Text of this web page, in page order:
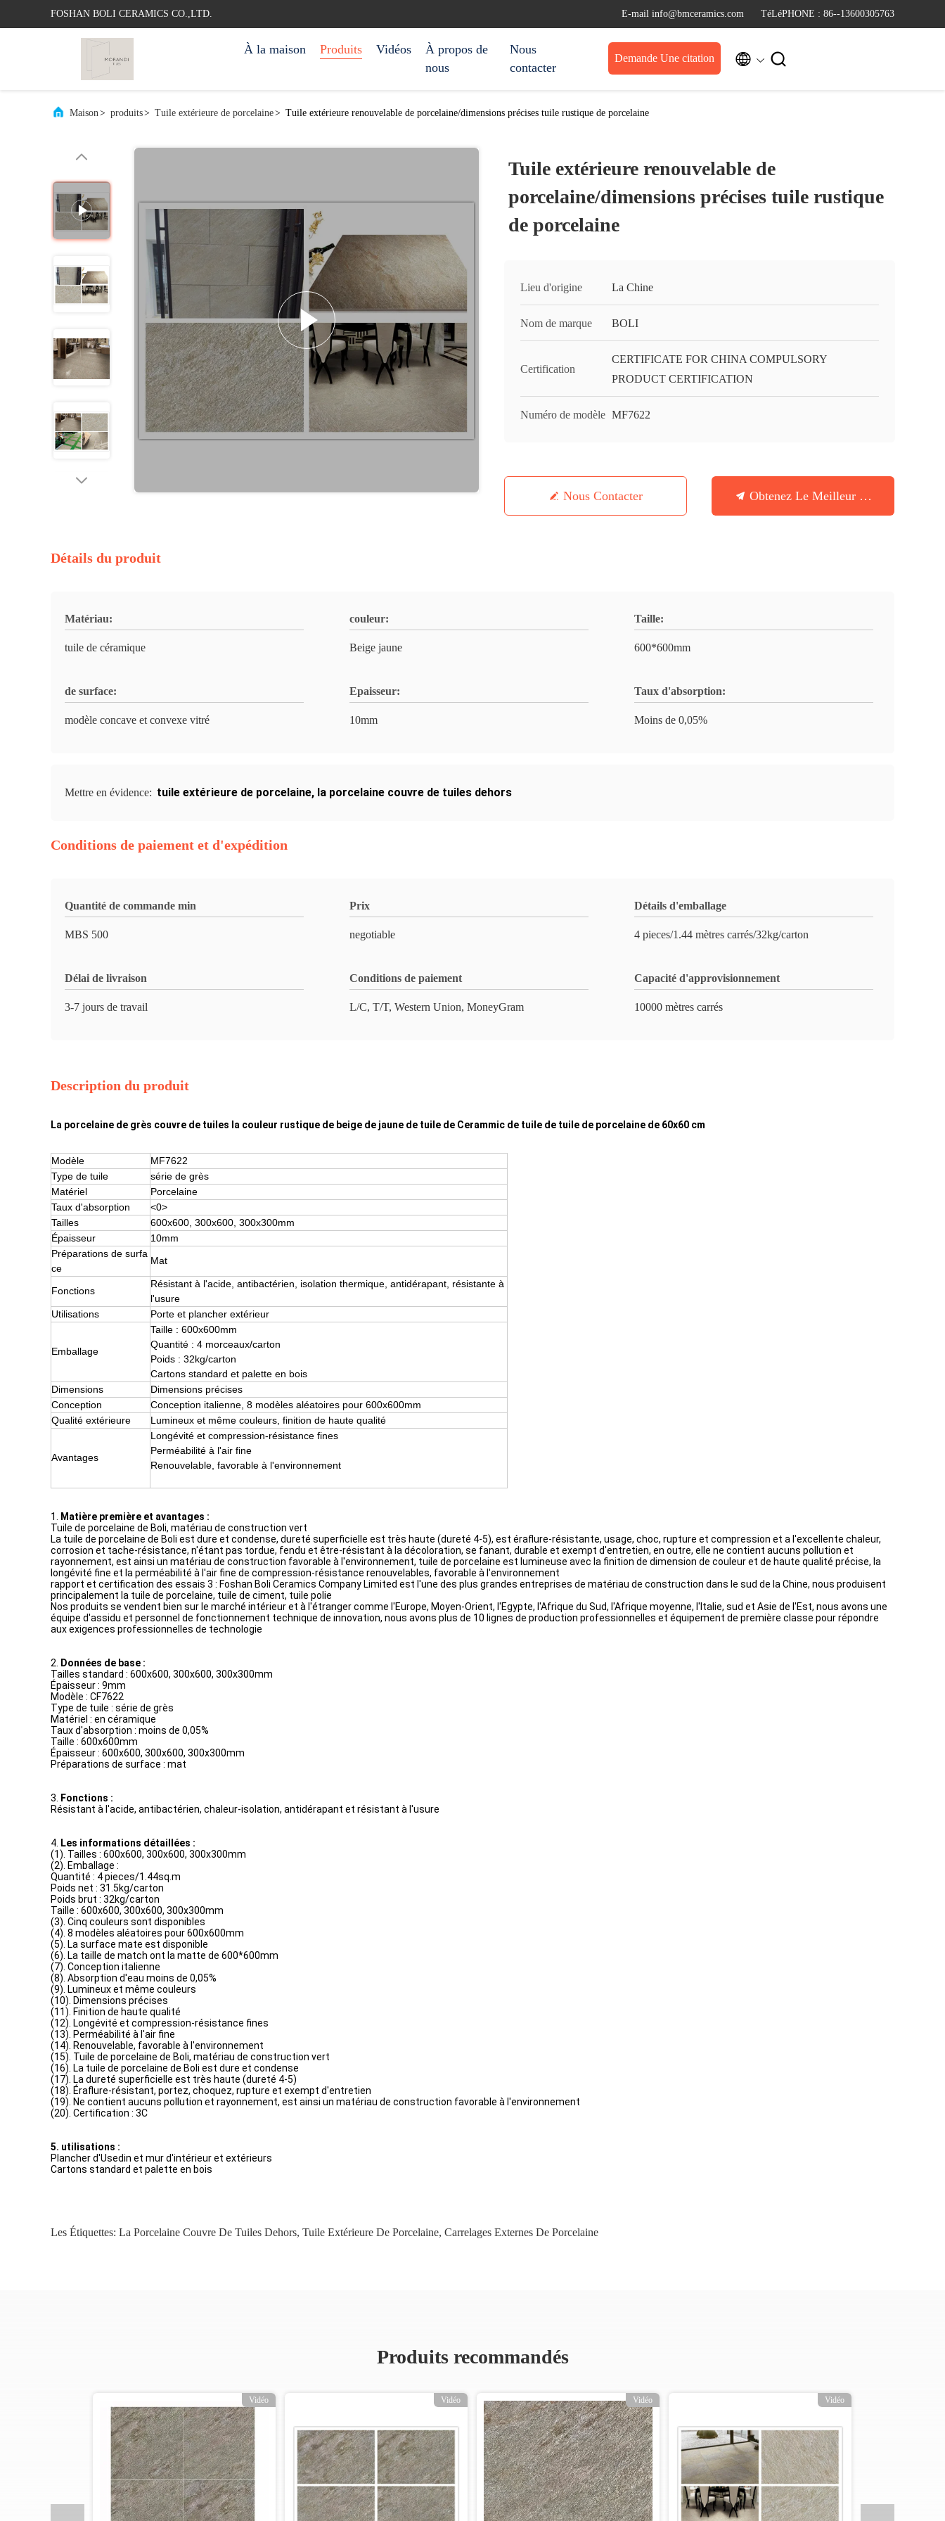
FOSHAN BOLI CERAMICS CO.,LTD. E-mail info@bmceramics.com TéLéPHONE : 86--13600305763
À la maison Produits Vidéos
À propos de
nous
Nous
contacter
Demande Une citation  
Maison> produits> Tuile extérieure de porcelaine> Tuile extérieure renouvelable de porcelaine/dimensions précises tuile rustique de porcelaine
Tuile extérieure renouvelable de
porcelaine/dimensions précises tuile rustique
de porcelaine
Lieu d'origine La Chine
Nom de marque BOLI
Certification
CERTIFICATE FOR CHINA COMPULSORY
PRODUCT CERTIFICATION
Numéro de modèle MF7622
Nous Contacter Obtenez Le Meilleur Prix
Détails du produit
Matériau:
tuile de céramique
couleur:
Beige jaune
Taille:
600*600mm
de surface:
modèle concave et convexe vitré
Epaisseur:
10mm
Taux d'absorption:
Moins de 0,05%
Mettre en évidence: tuile extérieure de porcelaine, la porcelaine couvre de tuiles dehors
Conditions de paiement et d'expédition
Quantité de commande min
MBS 500
Prix
negotiable
Détails d'emballage
4 pieces/1.44 mètres carrés/32kg/carton
Délai de livraison
3-7 jours de travail
Conditions de paiement
L/C, T/T, Western Union, MoneyGram
Capacité d'approvisionnement
10000 mètres carrés
Description du produit
La porcelaine de grès couvre de tuiles la couleur rustique de beige de jaune de tuile de Cerammic de tuile de tuile de porcelaine de 60x60 cm
Modèle
MF7622
Type de tuile
série de grès
Matériel
Porcelaine
Taux d'absorption
<0>
Tailles
600x600, 300x600, 300x300mm
Épaisseur
10mm
Préparations de surfa
ce
Mat
Fonctions
Résistant à l'acide, antibactérien, isolation thermique, antidérapant, résistante à
l'usure
Utilisations
Porte et plancher extérieur
Emballage
Taille : 600x600mm
Quantité : 4 morceaux/carton
Poids : 32kg/carton
Cartons standard et palette en bois
Dimensions
Dimensions précises
Conception
Conception italienne, 8 modèles aléatoires pour 600x600mm
Qualité extérieure
Lumineux et même couleurs, finition de haute qualité
Avantages
Longévité et compression-résistance fines
Perméabilité à l'air fine
Renouvelable, favorable à l'environnement
1.
Matière première et avantages :
Tuile de porcelaine de Boli, matériau de construction vert
La tuile de porcelaine de Boli est dure et condense, dureté superficielle est très haute (dureté 4-5), est éraflure-résistante, usage, choc, rupture et compression et a l'excellente chaleur,
corrosion et tache-résistance, n'étant pas tordue, fendu et être-résistant à la décoloration, se fanant, durable et exempt d'entretien, en outre, elle ne contient aucuns pollution et
rayonnement, est ainsi un matériau de construction favorable à l'environnement, tuile de porcelaine est lumineuse avec la finition de dimension de couleur et de haute qualité précise, la
longévité fine et la perméabilité à l'air fine de compression-résistance renouvelables, favorable à l'environnement
rapport et certification des essais 3 : Foshan Boli Ceramics Company Limited est l'une des plus grandes entreprises de matériau de construction dans le sud de la Chine, nous produisent
principalement la tuile de porcelaine, tuile de ciment, tuile polie
Nos produits se vendent bien sur le marché intérieur et à l'étranger comme l'Europe, Moyen-Orient, l'Egypte, l'Afrique du Sud, l'Afrique moyenne, l'Italie, sud et Asie de l'Est, nous avons une
équipe d'assidu et personnel de fonctionnement technique de innovation, nous avons plus de 10 lignes de production professionnelles et équipement de première classe pour répondre
aux exigences professionnelles de technologie
2.
Données de base :
Tailles standard : 600x600, 300x600, 300x300mm
Épaisseur : 9mm
Modèle : CF7622
Type de tuile : série de grès
Matériel : en céramique
Taux d'absorption : moins de 0,05%
Taille : 600x600mm
Épaisseur : 600x600, 300x600, 300x300mm
Préparations de surface : mat
3.
Fonctions :
Résistant à l'acide, antibactérien, chaleur-isolation, antidérapant et résistant à l'usure
4. Les informations détaillées :
(1). Tailles : 600x600, 300x600, 300x300mm
(2). Emballage :
Quantité : 4 pieces/1.44sq.m
Poids net : 31.5kg/carton
Poids brut : 32kg/carton
Taille : 600x600, 300x600, 300x300mm
(3). Cinq couleurs sont disponibles
(4). 8 modèles aléatoires pour 600x600mm
(5). La surface mate est disponible
(6). La taille de match ont la matte de 600*600mm
(7). Conception italienne
(8). Absorption d'eau moins de 0,05%
(9). Lumineux et même couleurs
(10). Dimensions précises
(11). Finition de haute qualité
(12). Longévité et compression-résistance fines
(13). Perméabilité à l'air fine
(14). Renouvelable, favorable à l'environnement
(15). Tuile de porcelaine de Boli, matériau de construction vert
(16). La tuile de porcelaine de Boli est dure et condense
(17). La dureté superficielle est très haute (dureté 4-5)
(18). Éraflure-résistant, portez, choquez, rupture et exempt d'entretien
(19). Ne contient aucuns pollution et rayonnement, est ainsi un matériau de construction favorable à l'environnement
(20). Certification : 3C
5. utilisations :
Plancher d'Usedin et mur d'intérieur et extérieurs
Cartons standard et palette en bois
Les Étiquettes: La Porcelaine Couvre De Tuiles Dehors, Tuile Extérieure De Porcelaine, Carrelages Externes De Porcelaine
Produits recommandés
Vidéo Vidéo Vidéo Vidéo